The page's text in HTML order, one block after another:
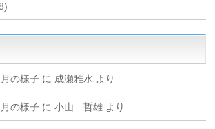
の様子 に 成瀬雅水 より
の様子 に小山 哲雄 より